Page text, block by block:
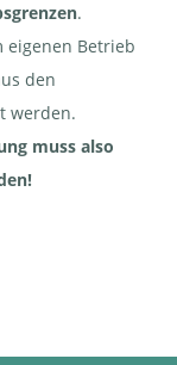
H.Benn
.
eigenen Betrieb
den
werden.
muss also